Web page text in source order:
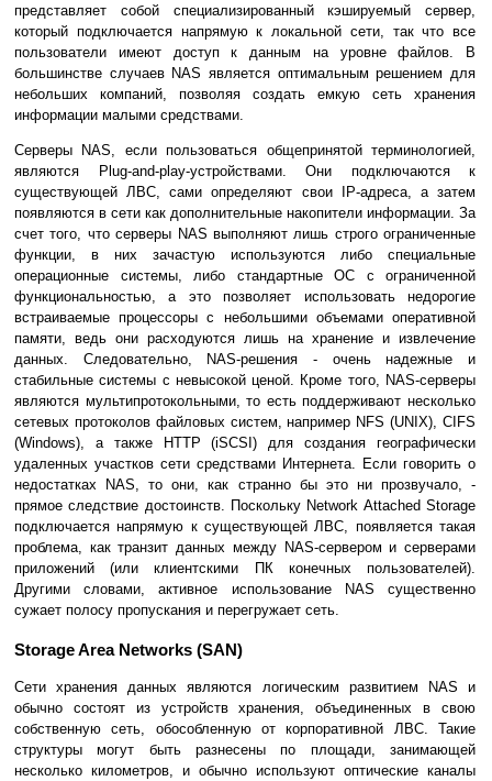
представляет собой специализированный кэшируемый сервер,
который подключается напрямую к локальной сети, так что все
пользователи имеют доступ к данным на уровне файлов. В
большинстве случаев NAS является оптимальным решением для
небольших компаний, позволяя создать емкую сеть хранения
информации малыми средствами.
Серверы NAS, если пользоваться общепринятой терминологией,
являются Plug-and-play-устройствами. Они подключаются к
существующей ЛВС, сами определяют свои IP-адреса, а затем
появляются в сети как дополнительные накопители информации. За
счет того, что серверы NAS выполняют лишь строго ограниченные
функции, в них зачастую используются либо специальные
операционные системы, либо стандартные ОС с ограниченной
функциональностью, а это позволяет использовать недорогие
встраиваемые процессоры с небольшими объемами оперативной
памяти, ведь они расходуются лишь на хранение и извлечение
данных. Следовательно, NAS-решения - очень надежные и
стабильные системы с невысокой ценой. Кроме того, NAS-серверы
являются мультипротокольными, то есть поддерживают несколько
сетевых протоколов файловых систем, например NFS (UNIX), CIFS
(Windows), а также HTTP (iSCSI) для создания географически
удаленных участков сети средствами Интернета. Если говорить о
недостатках NAS, то они, как странно бы это ни прозвучало, -
прямое следствие достоинств. Поскольку Network Attached Storage
подключается напрямую к существующей ЛВС, появляется такая
проблема, как транзит данных между NAS-сервером и серверами
приложений (или клиентскими ПК конечных пользователей).
Другими словами, активное использование NAS существенно
сужает полосу пропускания и перегружает сеть.
Storage Area Networks (SAN)
Сети хранения данных являются логическим развитием NAS и
обычно состоят из устройств хранения, объединенных в свою
собственную сеть, обособленную от корпоративной ЛВС. Такие
структуры могут быть разнесены по площади, занимающей
несколько километров, и обычно используют оптические каналы